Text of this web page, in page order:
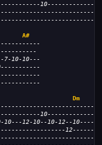
A#
10-10---
Dm
10---------------
12-10--10-12--